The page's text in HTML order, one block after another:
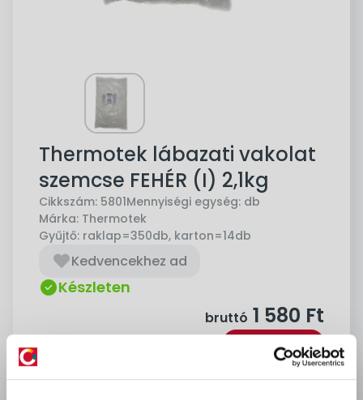
Thermotek lábazati vakolat
szemcse FEHÉR (I) 2,1kg
Cikkszám: 5801Mennyiségi egység: db
Márka: Thermotek
Gyűjtő: raklap=350db, karton=14db
Kedvencekhez ad
Készleten
bruttó 1 580 Ft
Kosárba